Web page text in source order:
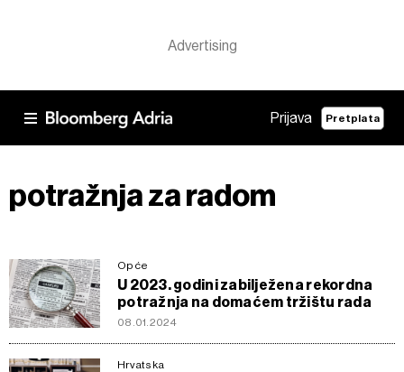
Prijava Pretplata
potražnja za radom
Opće
U 2023. godini zabilježena rekordna
potražnja na domaćem tržištu rada
08.01.2024
Hrvatska